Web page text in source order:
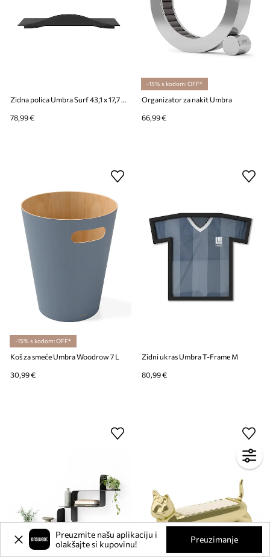
78,99 €
-15% s kodom: OFF*
Organizator za nakit Umbra
66,99 €
-15% s kodom: OFF*
Koš za smeće Umbra Woodrow 7 L
30,99 €
Zidni ukras Umbra T-Frame M
80,99 €
Preuzmite našu aplikaciju i
olakšajte si kupovinu!
Preuzimanje